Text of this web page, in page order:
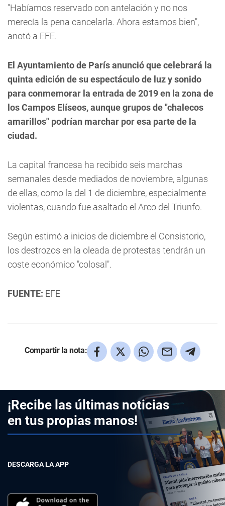
"Habíamos reservado con antelación y no nos
merecía la pena cancelarla. Ahora estamos bien",
anotó a EFE.
El Ayuntamiento de París anunció que celebrará la
quinta edición de su espectáculo de luz y sonido
para conmemorar la entrada de 2019 en la zona de
los Campos Elíseos, aunque grupos de "chalecos
amarillos" podrían marchar por esa parte de la
ciudad.
La capital francesa ha recibido seis marchas
semanales desde mediados de noviembre, algunas
de ellas, como la del 1 de diciembre, especialmente
violentas, cuando fue asaltado el Arco del Triunfo.
Según estimó a inicios de diciembre el Consistorio,
los destrozos en la oleada de protestas tendrán un
coste económico "colosal".
FUENTE: EFE
Compartir la nota:
¡Recibe las últimas noticias
en tus propias manos!
DESCARGA LA APP